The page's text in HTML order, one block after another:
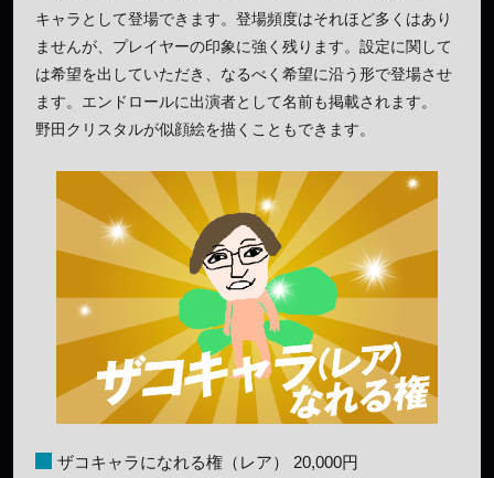
キャラとして登場できます。登場頻度はそれほど多くはあり
ませんが、プレイヤーの印象に強く残ります。設定に関して
は希望を出していただき、なるべく希望に沿う形で登場させ
ます。エンドロールに出演者として名前も掲載されます。
野田クリスタルが似顔絵を描くこともできます。
ザコキャラになれる権（レア） 20,000円